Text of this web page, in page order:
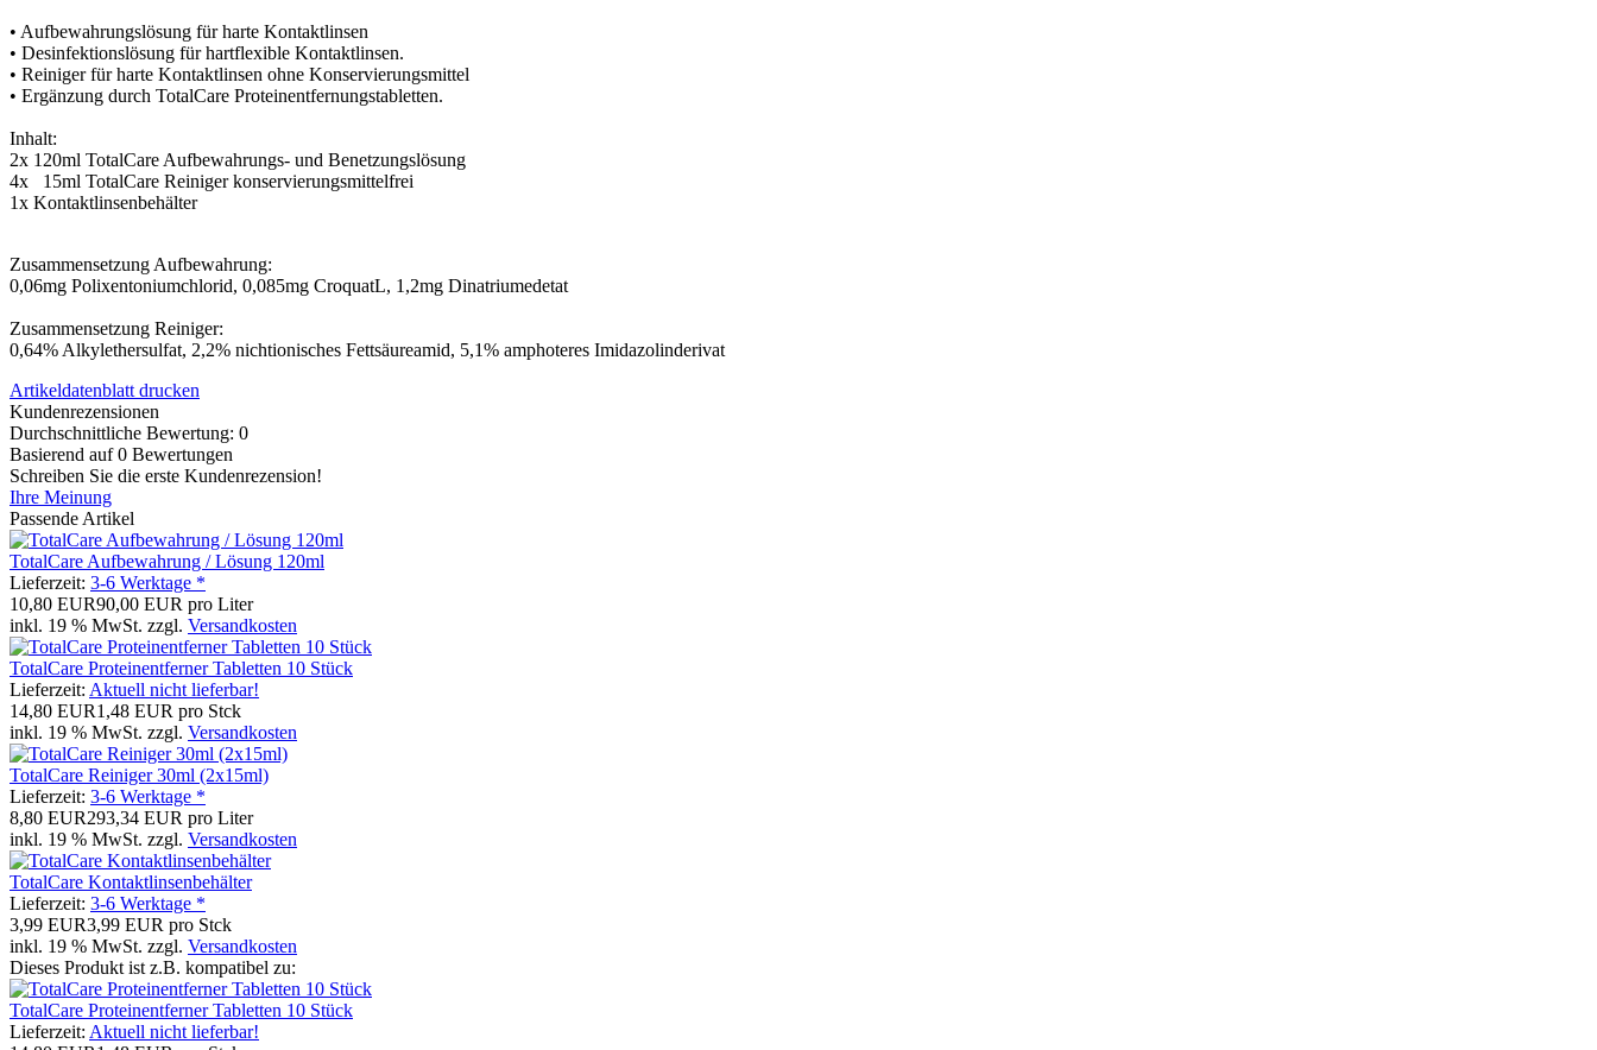
• Aufbewahrungslösung für harte Kontaktlinsen
• Desinfektionslösung für hartflexible Kontaktlinsen.
• Reiniger für harte Kontaktlinsen ohne Konservierungsmittel
• Ergänzung durch TotalCare Proteinentfernungstabletten.
Inhalt:
2x 120ml TotalCare Aufbewahrungs- und Benetzungslösung
4x 15ml TotalCare Reiniger konservierungsmittelfrei
1x Kontaktlinsenbehälter
Zusammensetzung Aufbewahrung:
0,06mg Polixentoniumchlorid, 0,085mg CroquatL, 1,2mg Dinatriumedetat
Zusammensetzung Reiniger:
0,64% Alkylethersulfat, 2,2% nichtionisches Fettsäureamid, 5,1% amphoteres Imidazolinderivat
Artikeldatenblatt drucken
Kundenrezensionen
Durchschnittliche Bewertung: 0
Basierend auf 0 Bewertungen
Schreiben Sie die erste Kundenrezension!
Ihre Meinung
Passende Artikel
TotalCare Aufbewahrung / Lösung 120ml
Lieferzeit: 3-6 Werktage *
10,80 EUR90,00 EUR pro Liter
inkl. 19 % MwSt. zzgl. Versandkosten
TotalCare Proteinentferner Tabletten 10 Stück
Lieferzeit: Aktuell nicht lieferbar!
14,80 EUR1,48 EUR pro Stck
inkl. 19 % MwSt. zzgl. Versandkosten
TotalCare Reiniger 30ml (2x15ml)
Lieferzeit: 3-6 Werktage *
8,80 EUR293,34 EUR pro Liter
inkl. 19 % MwSt. zzgl. Versandkosten
TotalCare Kontaktlinsenbehälter
Lieferzeit: 3-6 Werktage *
3,99 EUR3,99 EUR pro Stck
inkl. 19 % MwSt. zzgl. Versandkosten
Dieses Produkt ist z.B. kompatibel zu:
TotalCare Proteinentferner Tabletten 10 Stück
Lieferzeit: Aktuell nicht lieferbar!